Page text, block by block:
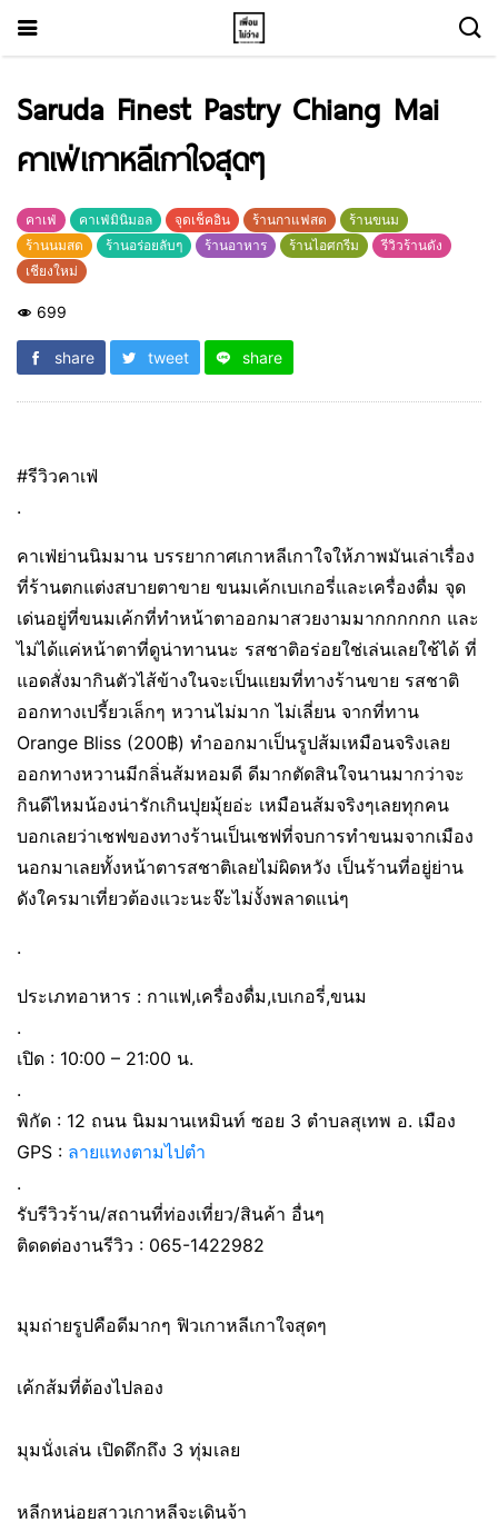
Saruda Finest Pastry Chiang Mai
คาเฟ่เกาหลีเกาใจสุดๆ
คาเฟ่ คาเฟ่มินิมอล จุดเช็คอิน ร้านกาแฟสด
ร้านขนม
ร้านนมสด
ร้านอร่อยลับๆ ร้านอาหาร ร้านไอศกรีม
รีวิวร้านดัง
เชียงใหม่
699
share tweet share
#รีวิวคาเฟ่
.
คาเฟ่ย่านนิมมาน บรรยากาศเกาหลีเกาใจให้ภาพมันเล่าเรื่อง
ที่ร้านตกแต่งสบายตาขาย ขนมเค้กเบเกอรี่และเครื่องดื่ม จุด
เด่นอยู่ที่ขนมเค้กที่ทำหน้าตาออกมาสวยงามมากกกกกก และ
ไม่ได้แค่หน้าตาที่ดูน่าทานนะ รสชาติอร่อยใช่เล่นเลยใช้ได้ ที่
แอดสั่งมากินตัวไส้ข้างในจะเป็นแยมที่ทางร้านขาย รสชาติ
ออกทางเปรี้ยวเล็กๆ หวานไม่มาก ไม่เลี่ยน จากที่ทาน
Orange Bliss (200฿) ทำออกมาเป็นรูปส้มเหมือนจริงเลย
ออกทางหวานมีกลิ่นส้มหอมดี ดีมากตัดสินใจนานมากว่าจะ
กินดีไหมน้องน่ารักเกินปุยมุ้ยอ่ะ เหมือนส้มจริงๆเลยทุกคน
บอกเลยว่าเชฟของทางร้านเป็นเชฟที่จบการทำขนมจากเมือง
นอกมาเลยทั้งหน้าตารสชาติเลยไม่ผิดหวัง เป็นร้านที่อยู่ย่าน
ดังใครมาเที่ยวต้องแวะนะจ๊ะไม่งั้งพลาดแน่ๆ
.
ประเภทอาหาร : กาแฟ,เครื่องดื่ม,เบเกอรี่,ขนม
.
เปิด : 10:00 – 21:00 น.
.
พิกัด : 12 ถนน นิมมานเหมินท์ ซอย 3 ตำบลสุเทพ อ. เมือง
GPS : ลายแทงตามไปตำ
.
รับรีวิวร้าน/สถานที่ท่องเที่ยว/สินค้า อื่นๆ
ติดดต่องานรีวิว : 065-1422982
มุมถ่ายรูปคือดีมากๆ ฟิวเกาหลีเกาใจสุดๆ
เค้กส้มที่ต้องไปลอง
มุมนั่งเล่น เปิดดึกถึง 3 ทุ่มเลย
หลีกหน่อยสาวเกาหลีจะเดินจ้า